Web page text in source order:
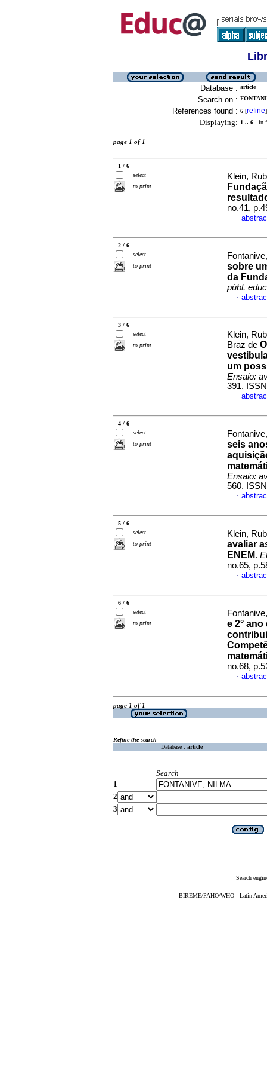
Database : article
Search on :
References found : 6 [refine]
Displaying: 1 .. 6 in
page 1 of 1
1 / 6
select
to print
Klein,
no.41,
·
2 / 6
select
to print
sobre
da
públ.
·
3 / 6
select
to print
Klein,
Braz de
um
Ensaio:
391.
·
4 / 6
select
to print
seis
Ensaio:
560.
·
5 / 6
select
to print
Klein,
avaliar
ENEM.
no.65,
·
6 / 6
select
to print
e 2°
no.68,
·
page 1 of 1
Refine the search
Database : article
Search
1
2
3
Search
BIREME/PAHO/WHO - Latin